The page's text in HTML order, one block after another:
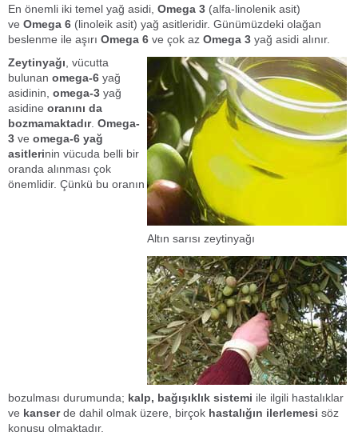
En önemli iki temel yağ asidi, Omega 3 (alfa-linolenik asit)
ve Omega 6 (linoleik asit) yağ asitleridir. Günümüzdeki olağan
beslenme ile aşırı Omega 6 ve çok az Omega 3 yağ asidi alınır.
Altın sarısı zeytinyağı
Zeytinyağı , vücutta
bulunan omega-6 yağ
asidinin, omega-3 yağ
asidine oranını da
bozmamaktadır. Omega-
3 ve omega-6 yağ
asitlerinin vücuda belli bir
oranda alınması çok
önemlidir. Çünkü bu oranın
bozulması durumunda; kalp, bağışıklık sistemi ile ilgili hastalıklar
ve kanserde dahil olmak üzere, birçok hastalığın ilerlemesi söz
konusu olmaktadır.